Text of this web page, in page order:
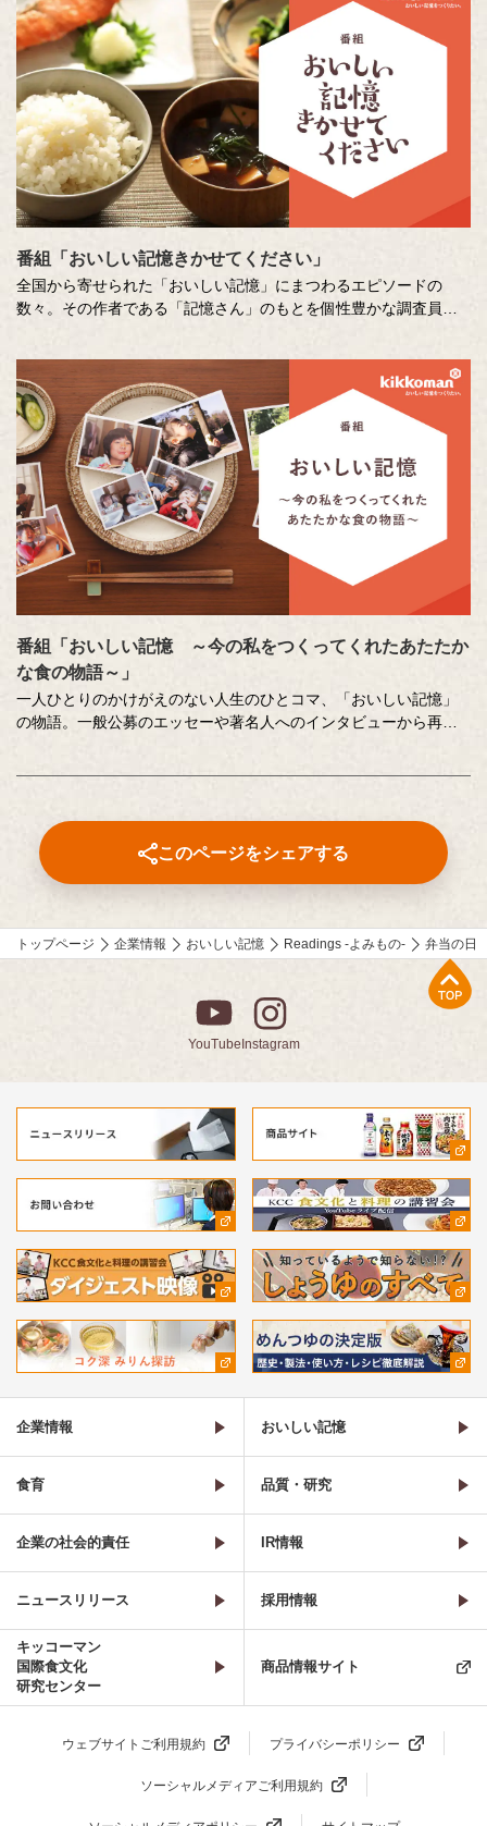
番組「おいしい記憶きかせてください」
全国から寄せられた「おいしい記憶」にまつわるエピソードの
数々。その作者である「記憶さん」のもとを個性豊かな調査員が
い、時に涙のドキュメンタリーエンターテインメント番組です。
MC ：藤井隆 進行：吉竹史 ナレーター：小野大輔（声優）
番組「おいしい記憶 ～今の私をつくってくれたあたたか
な食の物語～」
一人ひとりのかけがえのない人生のひとコマ、「おいしい記憶」
の物語。一般公募のエッセーや著名人へのインタビューから再現
ただけます。
⚫︎「伝えたい和食の技法」
近茶流嗣家（現 宗家）、博士（醸造学）、テレビ番組の料理監修
しくなる技をご紹介。
⚫︎「作家 山本一力さんが語る『おいしい記憶』」
直木賞作家で、「あなたの『おいしい記憶』をおしえてくださ
い。」エッセーコンテスト審査員の山本一力さんが、受賞作品の
読みどころなどを自ら語ります。
このページをシェアする
トップページ 企業情報 おいしい記憶 Readings -よみもの- 弁当の日
YouTube Instagram
企業情報 おいしい記憶
食育 品質・研究
企業の社会的責任 IR情報
ニュースリリース 採用情報
キッコーマン
国際食文化
研究センター
商品情報サイト
ウェブサイトご利用規約 プライバシーポリシー
ソーシャルメディアご利用規約